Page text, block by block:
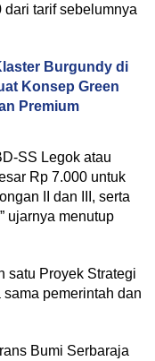
tarif sebelumnya
Burgundy di
Konsep Green
Premium
SS Legok atau
Rp 7.000 untuk
II dan III, serta
ujarnya menutup
satu Proyek Strategi
pemerintah dan
Bumi Serbaraja